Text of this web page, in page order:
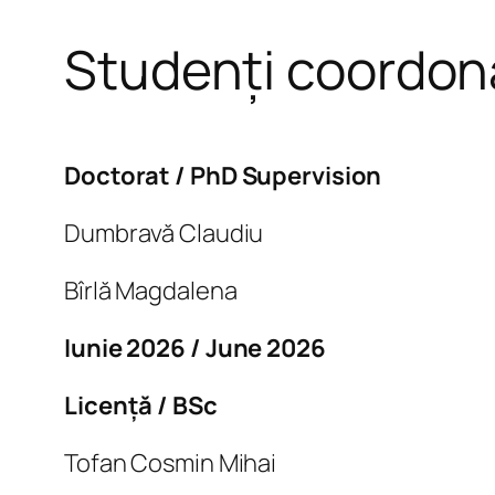
Studenți
Doctorat / PhD Supervision
Dumbravă Claudiu
Bîrlă Magdalena
Iunie 2026 / June 2026
Licență / BSc
Tofan Cosmin Mihai